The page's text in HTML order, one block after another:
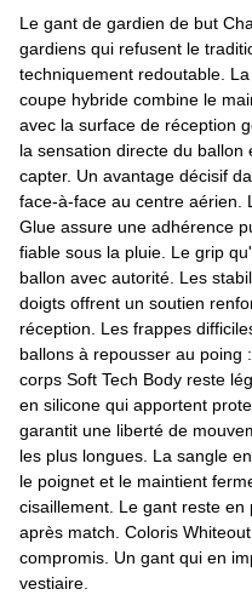
Le gant de gardien de but
gardiens qui refusent le
techniquement redoutable.
coupe hybride combine le
avec la surface de réception
la sensation directe du
capter. Un avantage décisif
face-à-face au centre aérien.
Glue assure une adhérence
fiable sous la pluie. Le grip
ballon avec autorité. Les
doigts offrent un soutien
réception. Les frappes
ballons à repousser au poing
corps Soft Tech Body reste
en silicone qui apportent
garantit une liberté de
les plus longues. La sangle
le poignet et le maintient
cisaillement. Le gant reste
après match. Coloris
compromis. Un gant qui en
vestiaire.